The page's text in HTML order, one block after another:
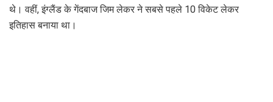
थे। वहीं, इंग्लैंड के गेंदबाज जिम लेकर ने सबसे पहले 10 विकेट लेकर
इतिहास बनाया था।